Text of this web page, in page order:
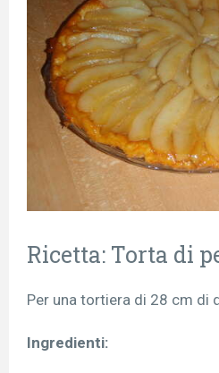
Ricetta: Torta di
Per una tortiera di 28 cm di
Ingredienti: